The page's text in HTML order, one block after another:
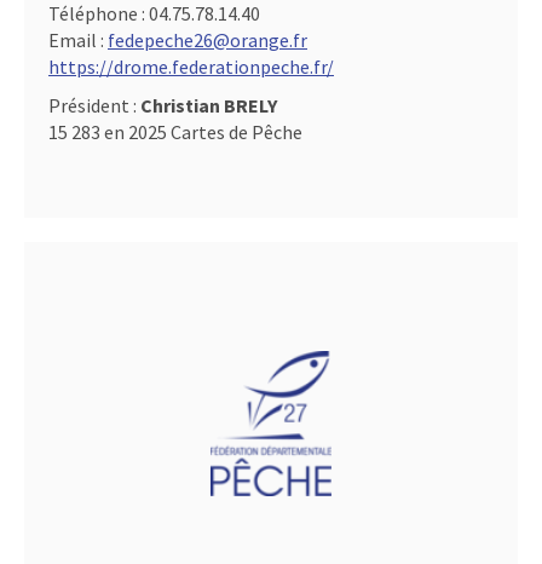
Téléphone : 04.75.78.14.40
Email : fedepeche26@orange.fr
https://drome.federationpeche.fr/
Président : Christian BRELY
15 283 en 2025 Cartes de Pêche